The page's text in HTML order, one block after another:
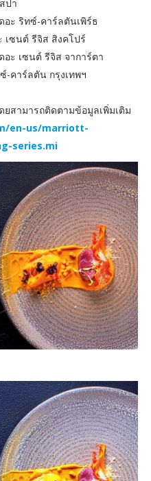
ปา
อะ ริทซ์-คาร์ลตันเพิร์ธ
เซนต์ รีจิส สิงคโปร์
อะ เซนต์ รีจิส จาการ์ตา
-คาร์ลตัน กรุงเทพฯ
ยสามารถติดตามข้อมูลเพิ่มเติม
en-us/marriott-
series.mi